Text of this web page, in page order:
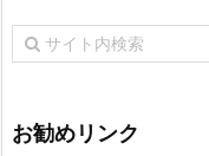
お勧めリンク